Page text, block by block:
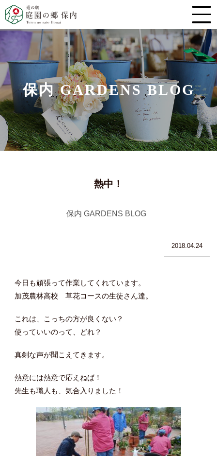
保内 GARDENS BLOG
熱中！
保内 GARDENS BLOG
2018.04.24
今日も頑張って作業してくれています。
加茂農林高校 草花コースの生徒さん達。
これは、こっちの方が良くない？
使っていいのって、どれ？
真剣な声が聞こえてきます。
熱意には熱意で応えねば！
先生も職人も、気合入りました！